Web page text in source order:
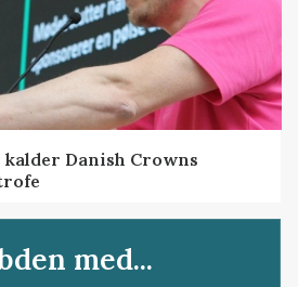
Danish Crowns
med...